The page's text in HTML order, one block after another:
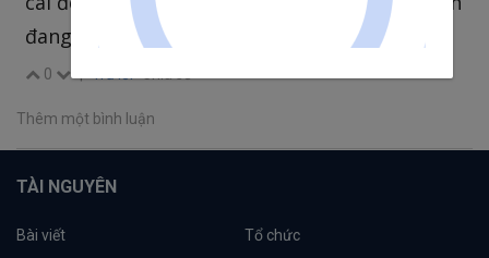
đang cần set encoding cho export.
0 | Trả lời Chia sẻ
Thêm một bình luận
TÀI NGUYÊN
Bài viết Tổ chức